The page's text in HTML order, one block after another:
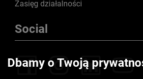
Zasięg działalności
Social
Dbamy o Twoją